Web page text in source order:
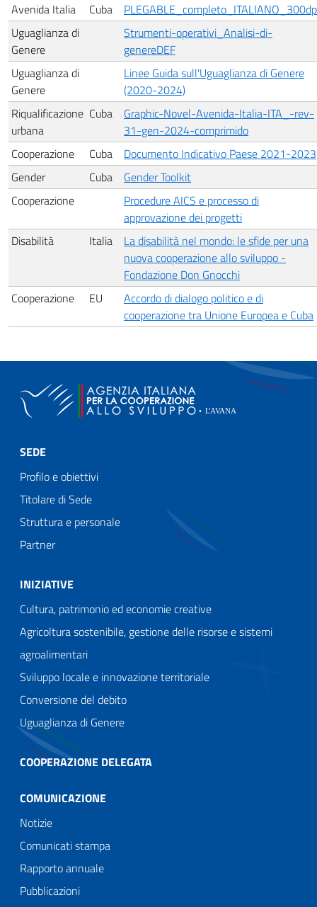
Avenida Italia
Cuba
Uguaglianza di
Genere
Strumenti-operativi_Analisi-di-
genereDEF
Uguaglianza di
Genere
Linee Guida sull'Uguaglianza di Genere
(2020-2024)
Riqualificazione
urbana
Cuba
Graphic-Novel-Avenida-Italia-ITA_-rev-
31-gen-2024-comprimido
Cooperazione
Cuba
Documento Indicativo Paese 2021-2023
Gender
Cuba
Gender Toolkit
Cooperazione
Procedure AICS e processo di
approvazione dei progetti
Disabilità
Italia
La disabilità nel mondo: le sfide per una
nuova cooperazione allo sviluppo -
Fondazione Don Gnocchi
Cooperazione
EU
Accordo di dialogo politico e di
cooperazione tra Unione Europea e Cuba
SEDE
Profilo e obiettivi
Titolare di Sede
Struttura e personale
Partner
INIZIATIVE
Cultura, patrimonio ed economie creative
Agricoltura sostenibile, gestione delle risorse e sistemi
agroalimentari
Sviluppo locale e innovazione territoriale
Conversione del debito
Uguaglianza di Genere
COOPERAZIONE DELEGATA
COMUNICAZIONE
Notizie
Comunicati stampa
Rapporto annuale
Pubblicazioni